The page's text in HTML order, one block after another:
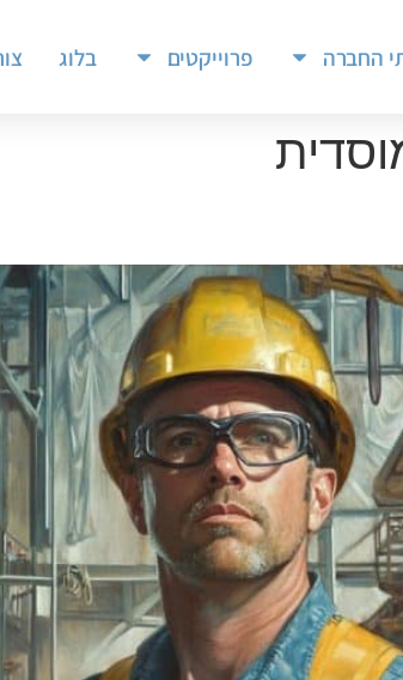
החברה פרוייקטים בלוג